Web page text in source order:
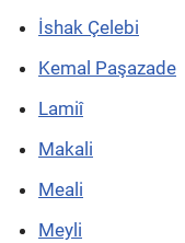
İshak Çelebi
Kemal Paşazade
Lamiî
Makali
Meali
Meyli